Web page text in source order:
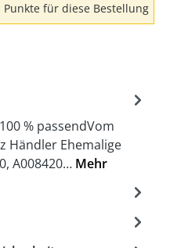
für diese Bestellung
% passendVom
Händler Ehemalige
A008420… Mehr